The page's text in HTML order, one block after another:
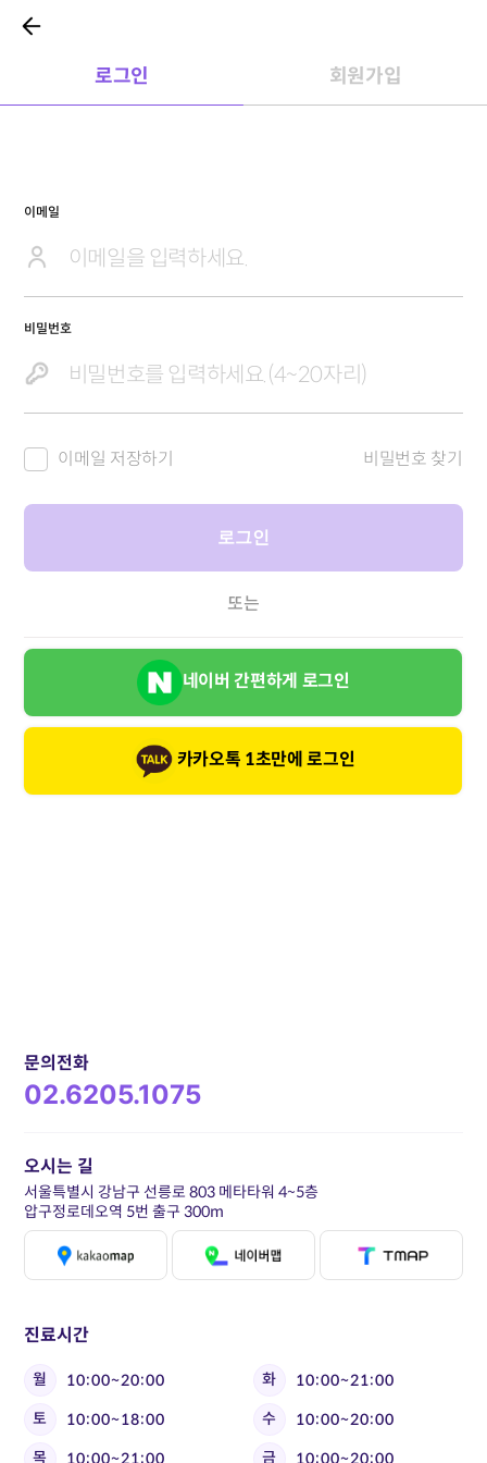
로그인 회원가입
이메일
비밀번호
이메일 저장하기 비밀번호 찾기
로그인
또는
네이버 간편하게 로그인
카카오톡 1초만에 로그인
문의전화
02.6205.1075
진료시간
월 10:00~20:00 화
10:00~21:00
토
10:00~18:00 수
10:00~20:00
목
10:00~21:00 금 10:00~20:00
오시는 길
서울특별시 강남구 선릉로 803 메타타워 4~5층
압구정로데오역 5번 출구 300m